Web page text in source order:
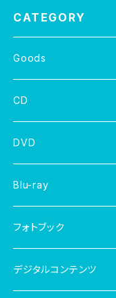
CATEGORY
Goods
CD
DVD
写真集
Blu-ray
フォトブック
デジタルコンテンツ